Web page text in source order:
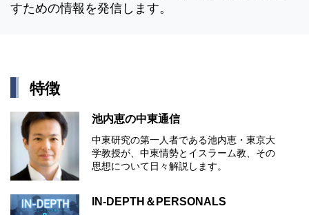
すための情報を発信します。
特徴
池内恵の中東通信
中東研究の第⼀⼈者である池内恵・東京⼤
学教授が、中東情勢とイスラーム教、その
思想について⽇々解説します。
IN-DEPTH＆PERSONALS